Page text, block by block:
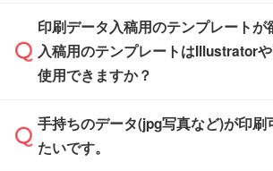
※土日祝日を除く営業日換算です。
※沖縄・離島は追加日数がかかりま
ザインソフトがなくても安心です
また、「データ作成サービス
せいただければ、弊社にて無料で
タを1点作成いたします。
IllustratorやPhotoshop、CLIP
ザインソフトでこだわりのデザイ
い方は、完全データ入稿
積・ご注文フォームにアップロー
ください。
印刷データ入稿用のテンプレートが
入稿用のテンプレートはIllustrator
使用できますか？
一部商品は入稿用テンプレートの
ます。各商品ページの『印刷方法・
手持ちのデータ(jpg写真など)が印刷
たいです。